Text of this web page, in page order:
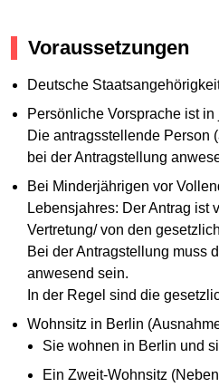
Voraussetzungen
Deutsche
Persönliche Vorsprache ist
Die antragsstellende Person
bei der Antragstellung
Bei Minderjährigen vor
Lebensjahres: Der Antrag ist
Vertretung/ von den
Bei der Antragstellung muss
anwesend sein.
In der Regel sind die
Wohnsitz in Berlin
Sie wohnen in Berlin und
Ein Zweit-Wohnsitz